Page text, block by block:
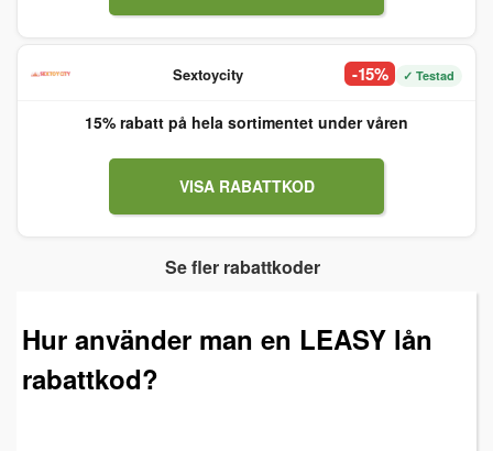
Sextoycity -15% ✓ Testad
15% rabatt på hela sortimentet under våren
VISA RABATTKOD
Se fler rabattkoder
Hur använder man en LEASY lån
rabattkod?